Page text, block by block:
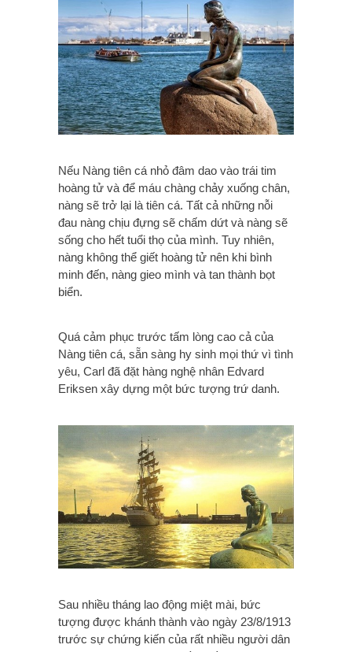
Nếu Nàng tiên cá nhỏ đâm dao vào trái tim
hoàng tử và để máu chàng chảy xuống chân,
nàng sẽ trở lại là tiên cá. Tất cả những nỗi
đau nàng chịu đựng sẽ chấm dứt và nàng sẽ
sống cho hết tuổi thọ của mình. Tuy nhiên,
nàng không thể giết hoàng tử nên khi bình
minh đến, nàng gieo mình và tan thành bọt
biển.
Quá cảm phục trước tấm lòng cao cả của
Nàng tiên cá, sẵn sàng hy sinh mọi thứ vì tình
yêu, Carl đã đặt hàng nghệ nhân Edvard
Eriksen xây dựng một bức tượng trứ danh.
Sau nhiều tháng lao động miệt mài, bức
tượng được khánh thành vào ngày 23/8/1913
trước sự chứng kiến của rất nhiều người dân